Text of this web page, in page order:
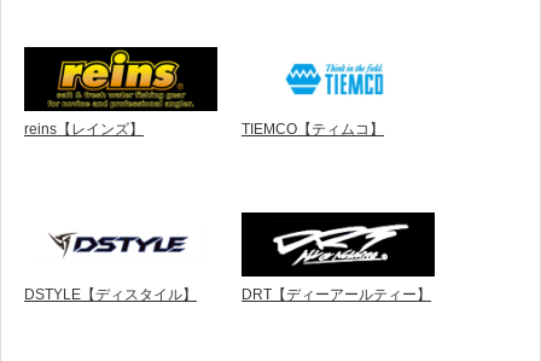
reins【レインズ】 TIEMCO【ティムコ】
DSTYLE【ディスタイル】 DRT【ディーアールティー】